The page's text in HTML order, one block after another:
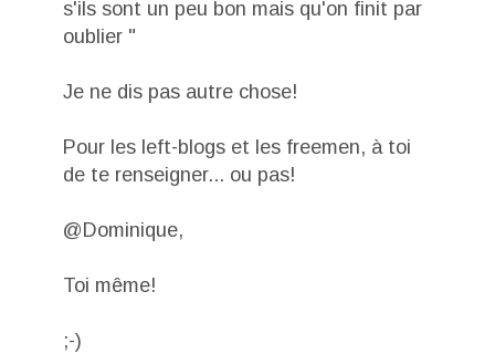
s'ils sont un peu bon mais qu'on finit par
oublier "
Je ne dis pas autre chose!
Pour les left-blogs et les freemen, à toi
de te renseigner... ou pas!
@Dominique,
Toi même!
;-)